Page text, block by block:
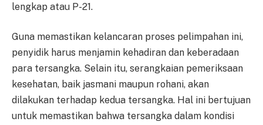
lengkap atau P-21.
Guna memastikan kelancaran proses pelimpahan ini,
penyidik harus menjamin kehadiran dan keberadaan
para tersangka. Selain itu, serangkaian pemeriksaan
kesehatan, baik jasmani maupun rohani, akan
dilakukan terhadap kedua tersangka. Hal ini bertujuan
untuk memastikan bahwa tersangka dalam kondisi